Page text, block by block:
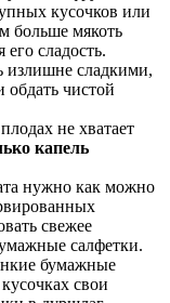
кусочков или
больше мякоть
сладость.
излишне сладкими,
чистой
не хватает
капель
нужно как можно
свежее
салфетки.
бумажные
свои